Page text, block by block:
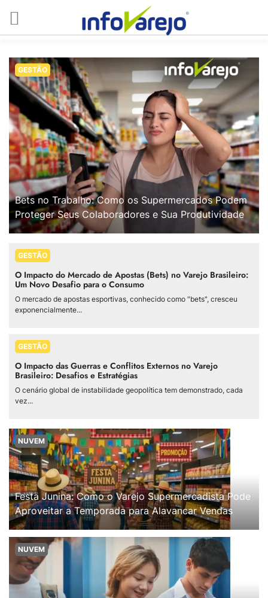
GESTÃO
Bets no Trabalho: Como os Supermercados Podem
Proteger Seus Colaboradores e Sua Produtividade
GESTÃO
O Impacto do Mercado de Apostas (Bets) no Varejo Brasileiro:
Um Novo Desafio para o Consumo
O mercado de apostas esportivas, conhecido como "bets", cresceu
exponencialmente...
GESTÃO
O Impacto das Guerras e Conflitos Externos no Varejo
Brasileiro: Desafios e Estratégias
O cenário global de instabilidade geopolítica tem demonstrado, cada
vez...
NUVEM
Festa Junina: Como o Varejo Supermercadista Pode
Aproveitar a Temporada para Alavancar Vendas
NUVEM